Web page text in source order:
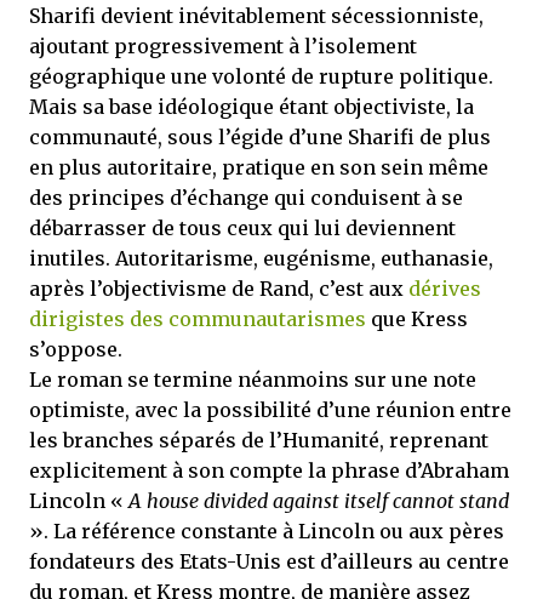
Sharifi devient inévitablement sécessionniste,
ajoutant progressivement à l’isolement
géographique une volonté de rupture politique.
Mais sa base idéologique étant objectiviste, la
communauté, sous l’égide d’une Sharifi de plus
en plus autoritaire, pratique en son sein même
des principes d’échange qui conduisent à se
débarrasser de tous ceux qui lui deviennent
inutiles. Autoritarisme, eugénisme, euthanasie,
après l’objectivisme de Rand, c’est aux dérives
dirigistes des communautarismes que Kress
s’oppose.
Le roman se termine néanmoins sur une note
optimiste, avec la possibilité d’une réunion entre
les branches séparés de l’Humanité, reprenant
explicitement à son compte la phrase d’Abraham
Lincoln «A house divided against itself cannot stand
». La référence constante à Lincoln ou aux pères
fondateurs des Etats-Unis est d’ailleurs au centre
du roman, et Kress montre, de manière assez